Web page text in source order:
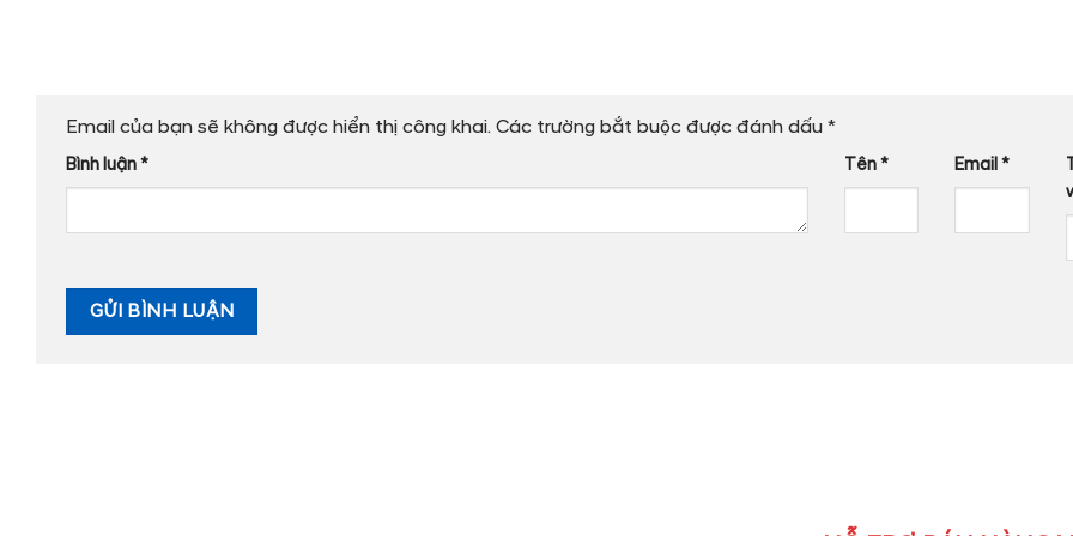
Email của bạn sẽ không được hiển thị công khai. Các trường bắt buộc được đánh dấu *
Bình luận* Tên* Email*